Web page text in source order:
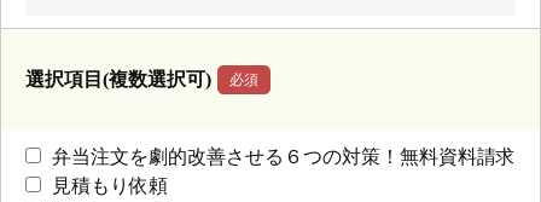
選択項目(複数選択可)
弁当注文を劇的改善させる６つの対策！無料資料請求
見積もり依頼